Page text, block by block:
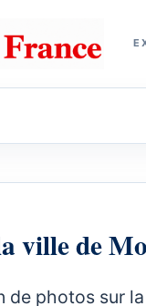
ville de
de photos sur